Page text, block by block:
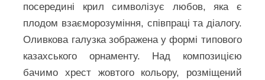
посередині крил символізує любов, яка є
плодом взаєморозуміння, співпраці та діалогу.
Оливкова галузка зображена у формі типового
казахського орнаменту. Над композицією
бачимо хрест жовтого кольору, розміщений